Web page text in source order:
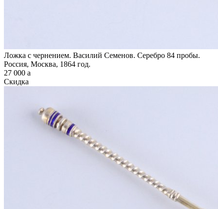
Ложка с чернением. Василий Семенов. Серебро 84 пробы.
Россия, Москва, 1864 год.
27 000 a
Скидка